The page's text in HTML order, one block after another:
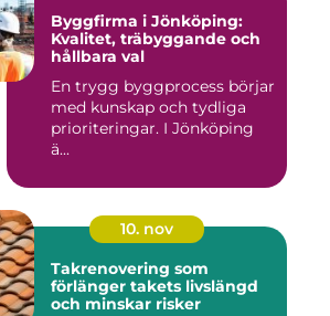
Byggfirma i Jönköping:
Kvalitet, träbyggande och
hållbara val
En trygg byggprocess börjar
med kunskap och tydliga
prioriteringar. I Jönköping
ä...
10. nov
Takrenovering som
förlänger takets livslängd
och minskar risker